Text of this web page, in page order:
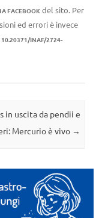
FACEBOOK del sito. Per
ed errori è invece
10.20371/INAF/2724-
in uscita da pendii e
Mercurio è vivo →